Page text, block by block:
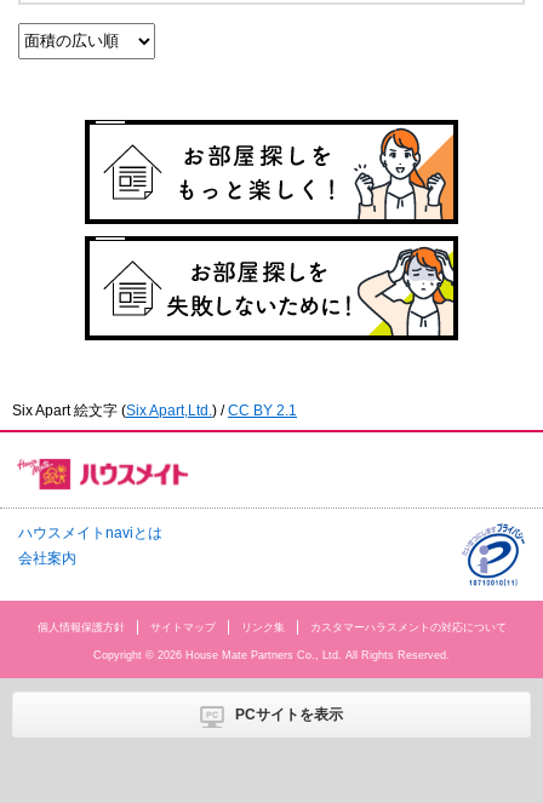
Six Apart 絵文字 (Six Apart,Ltd. ) /CC BY 2.1
ハウスメイトnaviとは
会社案内
個人情報保護方針 サイトマップ リンク集 カスタマーハラスメントの対応について
Copyright © 2026 House Mate Partners Co., Ltd. All Rights Reserved.
PCサイトを表示